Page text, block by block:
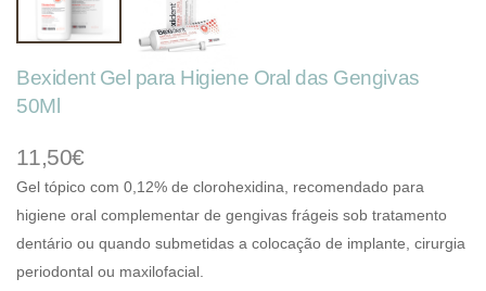
Bexident Gel para Higiene Oral das Gengivas
50Ml
11,50€
Gel tópico com 0,12% de clorohexidina, recomendado para
higiene oral complementar de gengivas frágeis sob tratamento
dentário ou quando submetidas a colocação de implante, cirurgia
periodontal ou maxilofacial.